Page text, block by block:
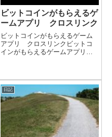
ビットコインがもらえるゲ
ームアプリ クロスリンク
ビットコインがもらえるゲーム
アプリ クロスリンクビットコ
インがもらえるゲームアプリが
いところをクリックして、自分
のキャラクターを向かわせま
す。あとは放置するだ...
日記